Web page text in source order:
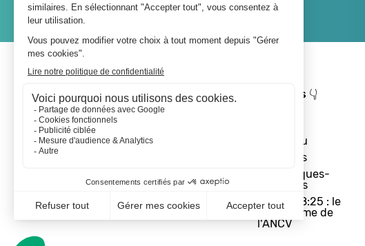
A propos 👇
Le réseau
Les actus
Les Chèques-
Vacances
Départ 18:25 : le
programme de
l'ANCV